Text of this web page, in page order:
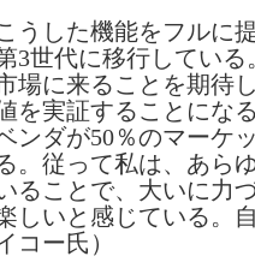
うした機能をフルに
3世代に移行してい
場に来ることを期待
を実証することにな
ンダが50％のマーケ
。従って私は、あら
ることで、大いに力
しいと感じている。
コー氏）